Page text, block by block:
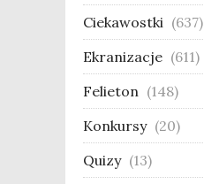
Ciekawostki (637)
Ekranizacje (611)
Felieton (148)
Konkursy (20)
Quizy (13)